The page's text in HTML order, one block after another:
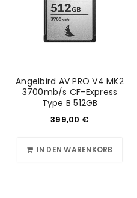
Angelbird AV PRO V4 MK2
3700mb/s CF-Express
Type B 512GB
399,00 €
IN DEN WARENKORB